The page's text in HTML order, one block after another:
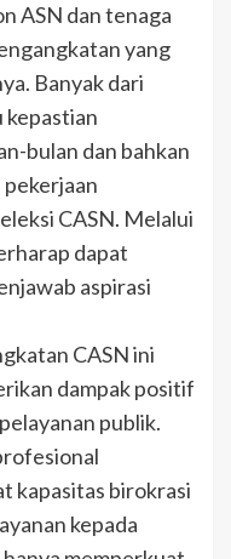
ASN dan tenaga
yang
Banyak dari
kepastian
bulan dan bahkan
pekerjaan
CASN. Melalui
dapat
aspirasi
CASN ini
dampak positif
publik.
kapasitas birokrasi
kepada